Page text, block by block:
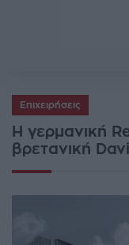
Επιχειρήσεις
Η γερμανική
βρετανική